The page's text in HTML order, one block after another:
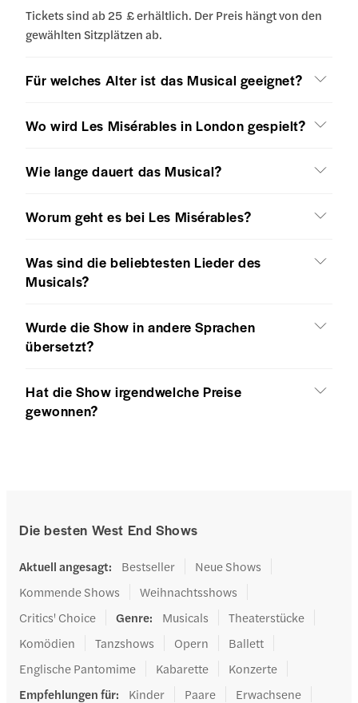
Tickets sind ab 25 £ erhältlich. Der Preis hängt von den
gewählten Sitzplätzen ab.
Für welches Alter ist das Musical geeignet?
Wo wird Les Misérables in London gespielt?
Wie lange dauert das Musical?
Worum geht es bei Les Misérables?
Was sind die beliebtesten Lieder des
Musicals?
Wurde die Show in andere Sprachen
übersetzt?
Hat die Show irgendwelche Preise
gewonnen?
Die besten West End Shows
Aktuell angesagt: Bestseller
Neue Shows
Kommende Shows
Weihnachtsshows
Critics' Choice
Genre: Musicals
Theaterstücke
Komödien
Tanzshows Opern
Ballett
Englische Pantomime
Kabarette
Konzerte
Empfehlungen für: Kinder Paare
Erwachsene